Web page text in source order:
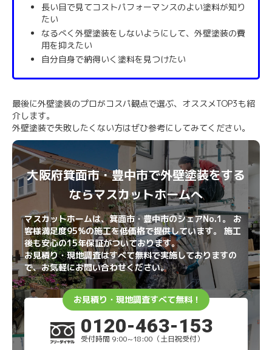
長い目で見てコストパフォーマンスのよい塗料が知り
たい
なるべく外壁塗装をしないようにして、外壁塗装の費
用を抑えたい
自分自身で納得いく塗料を見つけたい
最後に外壁塗装のプロがコスパ観点で選ぶ、オススメTOP3も紹
介します。
外壁塗装で失敗したくない方はぜひ参考にしてみてください。
大阪府箕面市・豊中市で外壁塗装をする
ならマスカットホームへ
マスカットホームは、箕面市・豊中市のシェアNo.1。 お
客様満足度95%の施工を低価格で提供しています。 施工
後も安心の15年保証がついております。
お見積り・現地調査はすべて無料で実施しておりますの
で、お気軽にお問い合わせください。
お見積り・現地調査すべて無料！
0120-463-153
受付時間 9:00~18:00（土日祝受付）